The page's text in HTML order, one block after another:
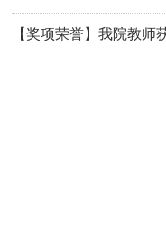
“十佳案例”
【奖项荣誉】我院教师